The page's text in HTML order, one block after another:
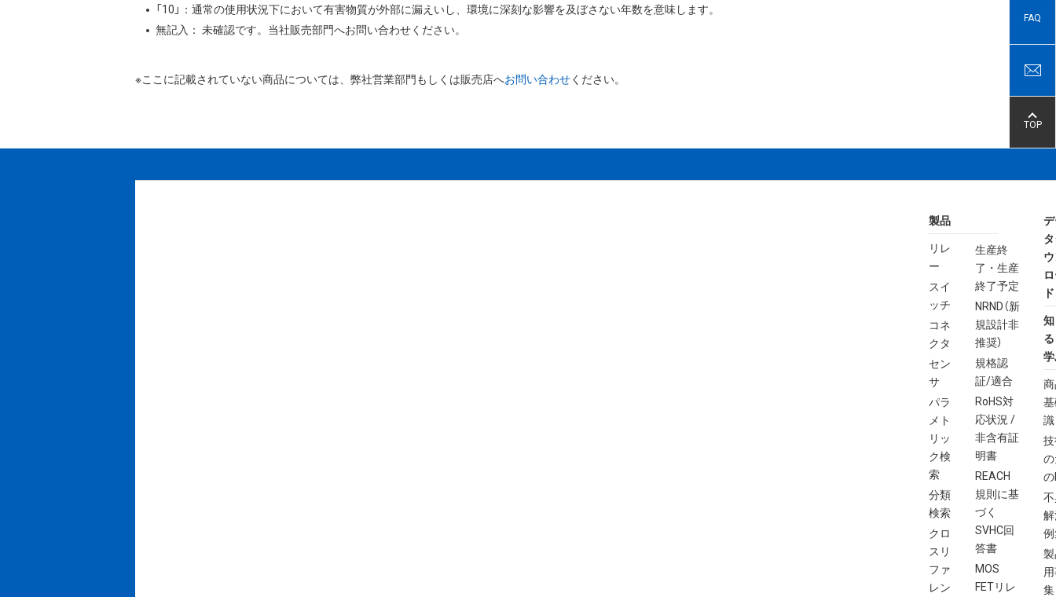
「10」：通常の使用状況下において有害物質が外部に漏えいし、環境に深刻な影響を及ぼさない年数を意味します。
無記入： 未確認です。当社販売部門へお問い合わせください。
※ここに記載されていない商品については、弊社営業部門もしくは販売店へお問い合わせください。
FAQ
TOP
製品
リレ
ー
スイ
ッチ
コネ
クタ
セン
サ
パラ
メト
リッ
ク検
索
分類
検索
クロ
スリ
ファ
レン
生産終
了・生産
終了予定
NRND（新
規設計非
推奨）
規格認
証/適合
RoHS対
応状況 /
非含有証
明書
REACH
規則に基
づく
SVHC回
答書
MOS
FETリレ
ド
知
識
の
集